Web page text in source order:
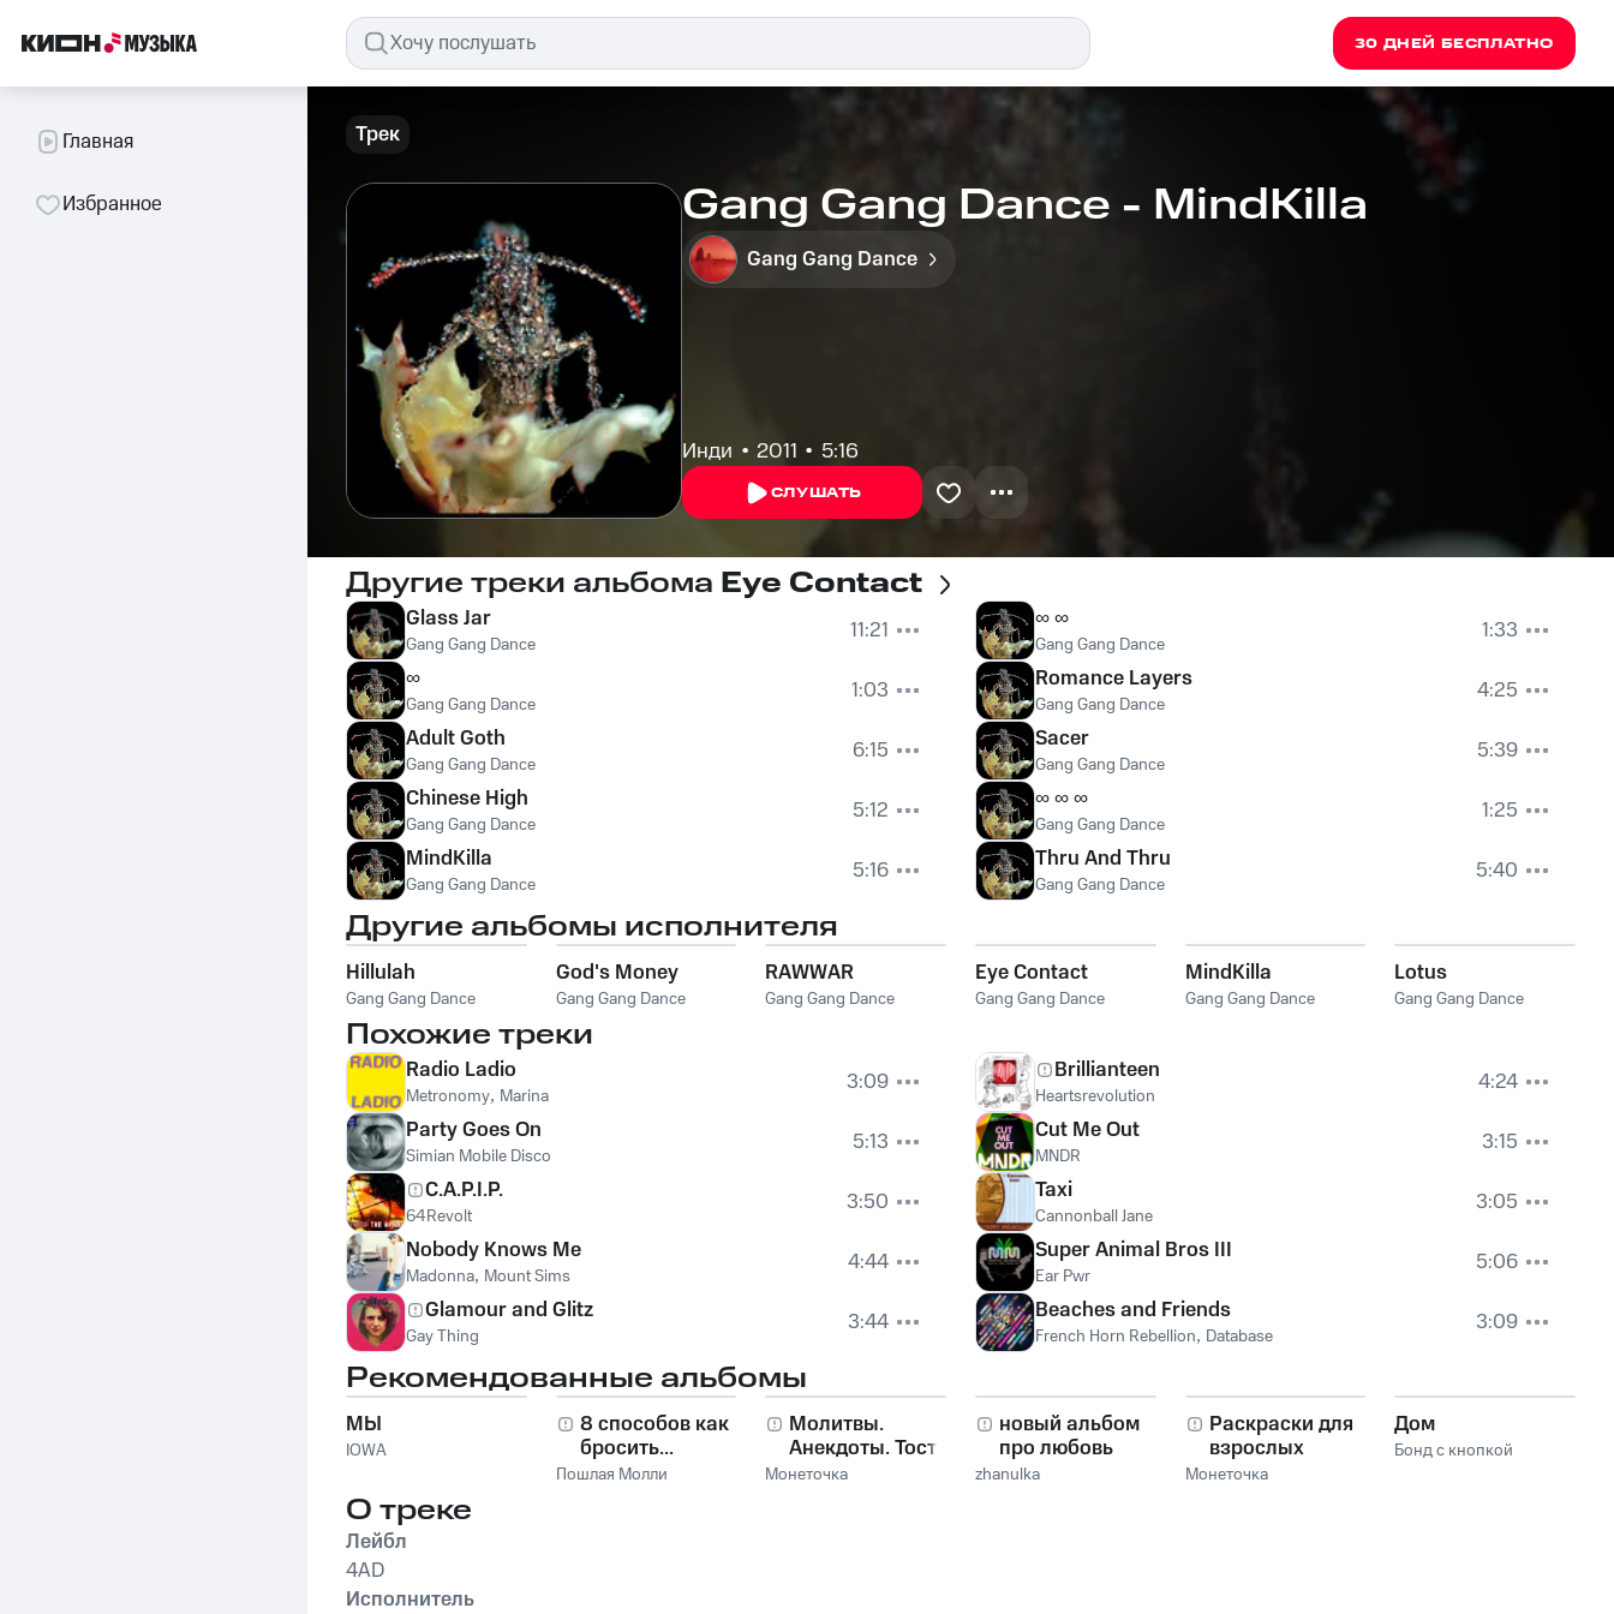
30 ДНЕЙ БЕСПЛАТНО
Главная
Избранное
Трек
Gang Gang Dance - MindKilla
Gang Gang Dance
Инди 2011 5:16
СЛУШАТЬ
Другие треки альбома Eye Contact
Glass Jar
Gang Gang Dance
11:21
∞
Gang Gang Dance
1:03
Adult Goth
Gang Gang Dance
6:15
Chinese High
Gang Gang Dance
5:12
MindKilla
Gang Gang Dance 5:16
∞ ∞
Gang Gang Dance
1:33
Romance Layers
Gang Gang Dance
4:25
Sacer
Gang Gang Dance
5:39
∞ ∞ ∞
Gang Gang Dance
1:25
Thru And Thru
Gang Gang Dance 5:40
Другие альбомы исполнителя
Hillulah
Gang Gang Dance
God's Money
Gang Gang Dance
RAWWAR
Gang Gang Dance
Eye Contact
Gang Gang Dance
MindKilla
Gang Gang Dance
Lotus
Gang Gang Dance
Похожие треки
Radio Ladio
Metronomy, Marina
3:09
Party Goes On
Simian Mobile Disco
5:13
C.A.P.I.P.
64Revolt
3:50
Nobody Knows Me
Madonna, Mount Sims
4:44
Glamour and Glitz
Gay Thing 3:44
Brillianteen
Heartsrevolution
4:24
Cut Me Out
MNDR
3:15
Taxi
Cannonball Jane
3:05
Super Animal Bros III
Ear Pwr
5:06
Beaches and Friends
French Horn Rebellion, Database 3:09
Рекомендованные альбомы
МЫ
IOWA
8 способов как
бросить...
Пошлая Молли
Молитвы.
Анекдоты. Тосты.
Монеточка
новый альбом
про любовь
zhanulka
Раскраски для
взрослых
Монеточка
Дом
Бонд с кнопкой
О треке
Лейбл
4AD
Исполнитель